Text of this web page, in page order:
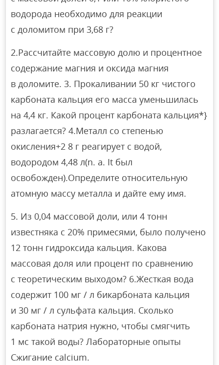
водорода необходимо для реакции
с доломитом при 3,68 г?
2.Рассчитайте массовую долю и процентное
содержание магния и оксида магния
в доломите. 3. Прокаливании 50 кг чистого
карбоната кальция его масса уменьшилась
на 4,4 кг. Какой процент карбоната кальция*}
разлагается? 4.Металл со степенью
окисления+2 8 г реагирует с водой,
водородом 4,48 л(n. a. It был
освобожден).Определите относительную
атомную массу металла и дайте ему имя.
5. Из 0,04 массовой доли, или 4 тонн
известняка с 20% примесями, было получено
12 тонн гидроксида кальция. Какова
массовая доля или процент по сравнению
с теоретическим выходом? 6.Жесткая вода
содержит 100 мг / л бикарбоната кальция
и 30 мг / л сульфата кальция. Сколько
карбоната натрия нужно, чтобы смягчить
1 мс такой воды? Лабораторные опыты
Сжигание calcium.